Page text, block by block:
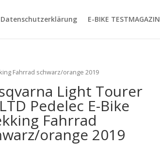
Datenschutzerklärung E-BIKE TESTMAGAZIN
Fahrrad schwarz/orange 2019
Light Tourer
Pedelec E-Bike
Fahrrad
orange 2019